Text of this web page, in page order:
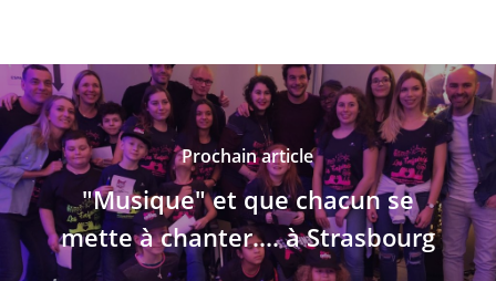
Prochain article
"Musique" et que chacun se
mette à chanter.... à Strasbourg